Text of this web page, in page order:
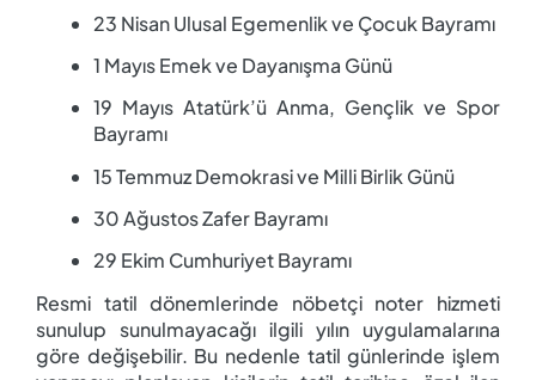
23 Nisan Ulusal Egemenlik ve Çocuk Bayramı
1 Mayıs Emek ve Dayanışma Günü
19 Mayıs Atatürk’ü Anma, Gençlik ve Spor
Bayramı
15 Temmuz Demokrasi ve Milli Birlik Günü
30 Ağustos Zafer Bayramı
29 Ekim Cumhuriyet Bayramı
Resmi tatil dönemlerinde nöbetçi noter hizmeti
sunulup sunulmayacağı ilgili yılın uygulamalarına
göre değişebilir. Bu nedenle tatil günlerinde işlem